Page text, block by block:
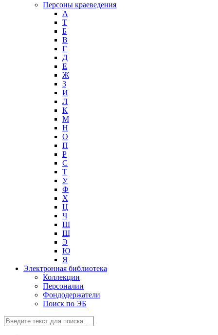
Персоны краеведения
А
T
Б
В
Г
Д
Е
Ж
З
И
Л
К
М
Н
О
П
Р
С
Т
У
Ф
Х
Ц
Ч
Ш
Щ
Э
Ю
Я
Электронная библиотека
Коллекции
Персоналии
Фондодержатели
Поиск по ЭБ